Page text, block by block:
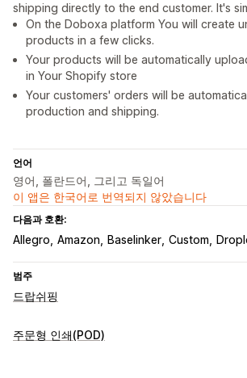
shipping directly to the end customer. It's
On the Doboxa platform You will create
products in a few clicks.
Your products will be automatically
in Your Shopify store
Your customers' orders will be
production and shipping.
언어
영어, 폴란드어, 그리고 독일어
이 앱은 한국어로 번역되지 않았습니다
다음과 호환:
Allegro Amazon Baselinker Custom
범주
드랍쉬핑
판매할 수 있는 제품
주문형 인쇄(POD)